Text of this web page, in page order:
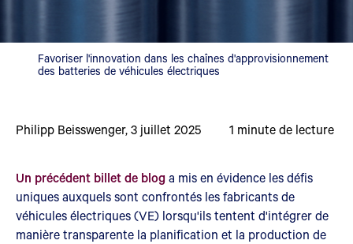
Favoriser l'innovation dans les chaînes d'approvisionnement
des batteries de véhicules électriques
Philipp Beisswenger,3 juillet 2025 1 minute de lecture
Un précédent billet de blog a mis en évidence les défis
uniques auxquels sont confrontés les fabricants de
véhicules électriques (VE) lorsqu'ils tentent d'intégrer de
manière transparente la planification et la production de